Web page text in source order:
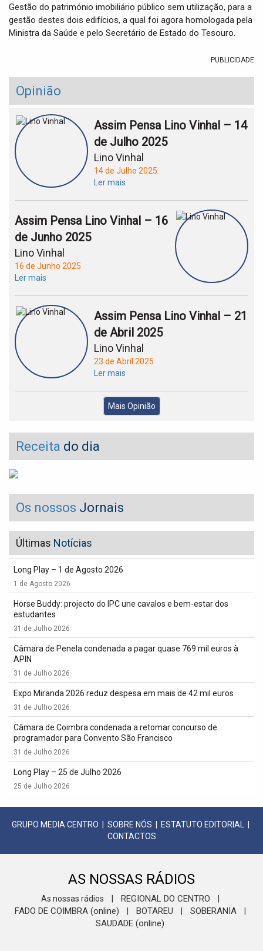
Gestão do património imobiliário público sem utilização, para a
gestão destes dois edifícios, a qual foi agora homologada pela
Ministra da Saúde e pelo Secretário de Estado do Tesouro.
PUBLICIDADE
Opinião
Assim Pensa Lino Vinhal – 14
de Julho 2025
Lino Vinhal
14 de Julho 2025
Ler mais
Assim Pensa Lino Vinhal – 16
de Junho 2025
Lino Vinhal
16 de Junho 2025
Ler mais
Assim Pensa Lino Vinhal – 21
de Abril 2025
Lino Vinhal
23 de Abril 2025
Ler mais
Mais Opinião
Receita do dia
Os nossos Jornais
Últimas Notícias
Long Play – 1 de Agosto 2026
1 de Agosto 2026
Horse Buddy: projecto do IPC une cavalos e bem-estar dos
estudantes
31 de Julho 2026
Câmara de Penela condenada a pagar quase 769 mil euros à
APIN
31 de Julho 2026
Expo Miranda 2026 reduz despesa em mais de 42 mil euros
31 de Julho 2026
Câmara de Coimbra condenada a retomar concurso de
programador para Convento São Francisco
31 de Julho 2026
Long Play – 25 de Julho 2026
25 de Julho 2026
GRUPO MEDIA CENTRO SOBRE NÓS ESTATUTO EDITORIAL
CONTACTOS
AS NOSSAS RÁDIOS
As nossas rádios REGIONAL DO CENTRO
FADO DE COIMBRA (online) BOTAREU SOBERANIA
SAUDADE (online)